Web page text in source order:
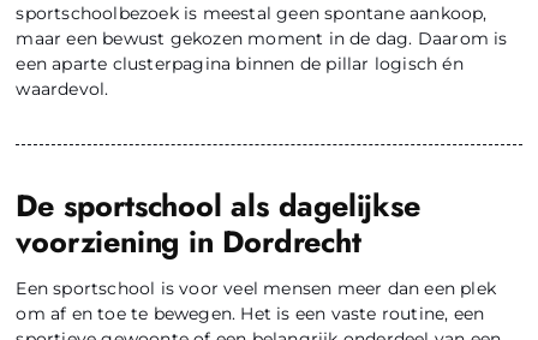
sportschoolbezoek is meestal geen spontane aankoop,
maar een bewust gekozen moment in de dag. Daarom is
een aparte clusterpagina binnen de pillar logisch én
waardevol.
De sportschool als dagelijkse
voorziening in Dordrecht
Een sportschool is voor veel mensen meer dan een plek
om af en toe te bewegen. Het is een vaste routine, een